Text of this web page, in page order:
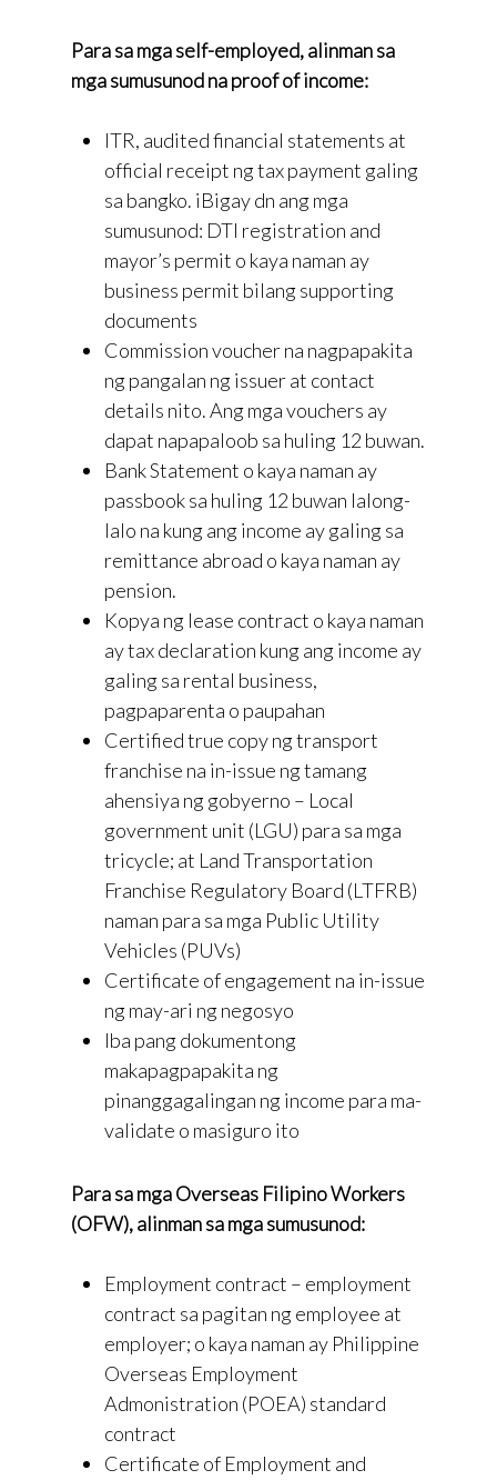
Para sa mga self-employed, alinman sa
mga sumusunod na proof of income:
ITR, audited financial statements at
official receipt ng tax payment galing
sa bangko. iBigay dn ang mga
sumusunod: DTI registration and
mayor’s permit o kaya naman ay
business permit bilang supporting
documents
Commission voucher na nagpapakita
ng pangalan ng issuer at contact
details nito. Ang mga vouchers ay
dapat napapaloob sa huling 12 buwan.
Bank Statement o kaya naman ay
passbook sa huling 12 buwan lalong-
lalo na kung ang income ay galing sa
remittance abroad o kaya naman ay
pension.
Kopya ng lease contract o kaya naman
ay tax declaration kung ang income ay
galing sa rental business,
pagpaparenta o paupahan
Certified true copy ng transport
franchise na in-issue ng tamang
ahensiya ng gobyerno – Local
government unit (LGU) para sa mga
tricycle; at Land Transportation
Franchise Regulatory Board (LTFRB)
naman para sa mga Public Utility
Vehicles (PUVs)
Certificate of engagement na in-issue
ng may-ari ng negosyo
Iba pang dokumentong
makapagpapakita ng
pinanggagalingan ng income para ma-
validate o masiguro ito
Para sa mga Overseas Filipino Workers
(OFW), alinman sa mga sumusunod:
Employment contract – employment
contract sa pagitan ng employee at
employer; o kaya naman ay Philippine
Overseas Employment
Admonistration (POEA) standard
contract
Certificate of Employment and